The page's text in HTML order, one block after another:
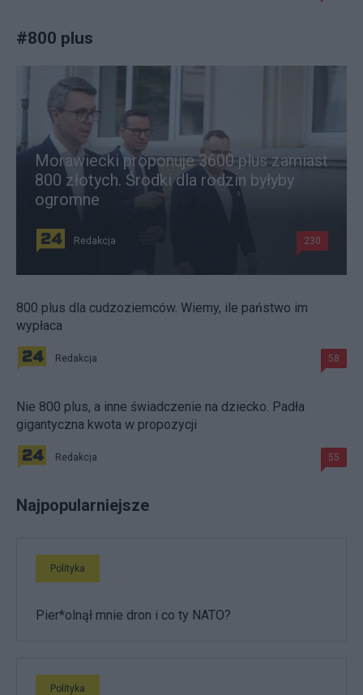
#800 plus
Morawiecki proponuje 3600 plus zamiast
800 złotych. Środki dla rodzin byłyby
ogromne
Redakcja 230
800 plus dla cudzoziemców. Wiemy, ile państwo im
wypłaca
Redakcja 58
Nie 800 plus, a inne świadczenie na dziecko. Padła
gigantyczna kwota w propozycji
Redakcja 55
Najpopularniejsze
Polityka
Pier*olnął mnie dron i co ty NATO?
Polityka